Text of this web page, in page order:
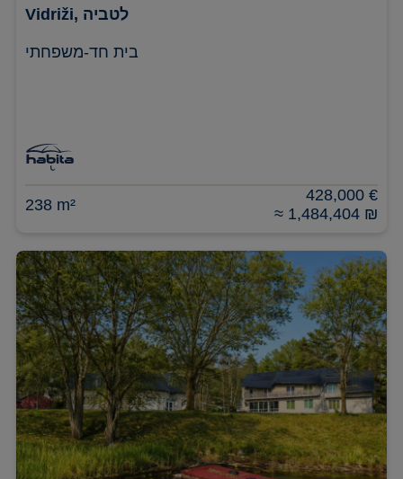
Vidriži, לטביה
בית חד-משפחתי
238 m²
428,000 €
≈ 1,484,404 ₪